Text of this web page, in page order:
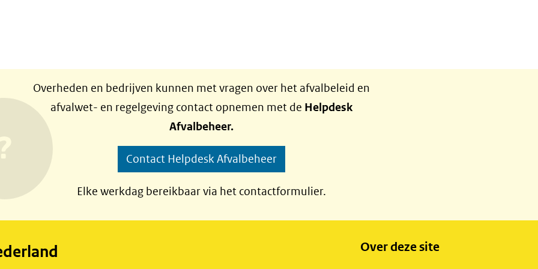
Overheden en bedrijven kunnen met vragen over het afvalbeleid en
afvalwet- en regelgeving contact opnemen met de Helpdesk
Afvalbeheer.
Contact Helpdesk Afvalbeheer
Elke werkdag bereikbaar via het contactformulier.
Over deze site